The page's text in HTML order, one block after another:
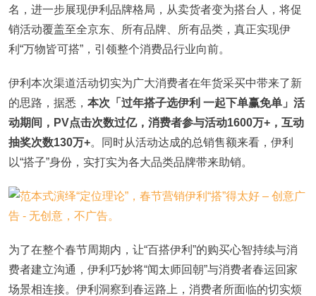
名，进一步展现伊利品牌格局，从卖货者变为搭台人，将促
销活动覆盖至全京东、所有品牌、所有品类，真正实现伊
利“万物皆可搭”，引领整个消费品行业向前。
伊利本次渠道活动切实为广大消费者在年货采买中带来了新
的思路，据悉， 本次「过年搭子选伊利 一起下单赢免单」活
动期间， PV点击次数过亿，消费者参与活动1600万+，互动
抽奖次数130万+。同时从活动达成的总销售额来看，伊利
以“搭子”身份，实打实为各大品类品牌带来助销。
为了在整个春节周期内，让“百搭伊利”的购买心智持续与消
费者建立沟通，伊利巧妙将“闻太师回朝”与消费者春运回家
场景相连接。伊利洞察到春运路上，消费者所面临的切实烦